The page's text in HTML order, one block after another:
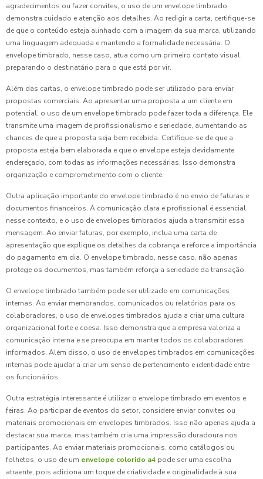
agradecimentos ou fazer convites, o uso de um envelope timbrado
demonstra cuidado e atenção aos detalhes. Ao redigir a carta, certifique-se
de que o conteúdo esteja alinhado com a imagem da sua marca, utilizando
uma linguagem adequada e mantendo a formalidade necessária. O
envelope timbrado, nesse caso, atua como um primeiro contato visual,
preparando o destinatário para o que está por vir.
Além das cartas, o envelope timbrado pode ser utilizado para enviar
propostas comerciais. Ao apresentar uma proposta a um cliente em
potencial, o uso de um envelope timbrado pode fazer toda a diferença. Ele
transmite uma imagem de profissionalismo e seriedade, aumentando as
chances de que a proposta seja bem recebida. Certifique-se de que a
proposta esteja bem elaborada e que o envelope esteja devidamente
endereçado, com todas as informações necessárias. Isso demonstra
organização e comprometimento com o cliente.
Outra aplicação importante do envelope timbrado é no envio de faturas e
documentos financeiros. A comunicação clara e profissional é essencial
nesse contexto, e o uso de envelopes timbrados ajuda a transmitir essa
mensagem. Ao enviar faturas, por exemplo, inclua uma carta de
apresentação que explique os detalhes da cobrança e reforce a importância
do pagamento em dia. O envelope timbrado, nesse caso, não apenas
protege os documentos, mas também reforça a seriedade da transação.
O envelope timbrado também pode ser utilizado em comunicações
internas. Ao enviar memorandos, comunicados ou relatórios para os
colaboradores, o uso de envelopes timbrados ajuda a criar uma cultura
organizacional forte e coesa. Isso demonstra que a empresa valoriza a
comunicação interna e se preocupa em manter todos os colaboradores
informados. Além disso, o uso de envelopes timbrados em comunicações
internas pode ajudar a criar um senso de pertencimento e identidade entre
os funcionários.
Outra estratégia interessante é utilizar o envelope timbrado em eventos e
feiras. Ao participar de eventos do setor, considere enviar convites ou
materiais promocionais em envelopes timbrados. Isso não apenas ajuda a
destacar sua marca, mas também cria uma impressão duradoura nos
participantes. Ao enviar materiais promocionais, como catálogos ou
folhetos, o uso de um envelope colorido a4 pode ser uma escolha
atraente, pois adiciona um toque de criatividade e originalidade à sua